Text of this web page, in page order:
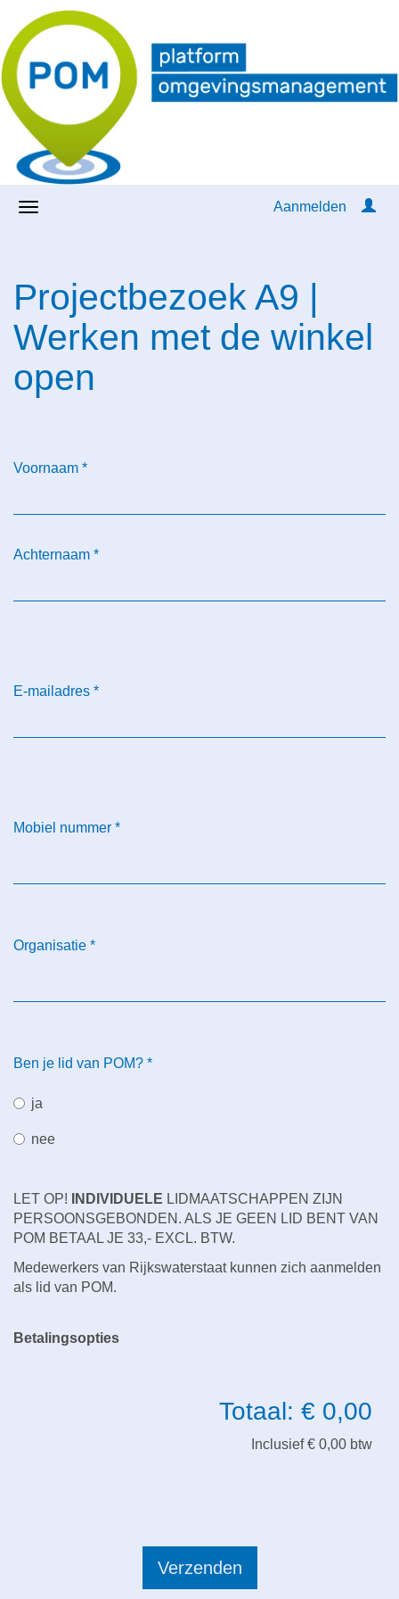
Aanmelden
Projectbezoek A9 |
Werken met de winkel
open
Voornaam *
Achternaam *
E-mailadres *
Mobiel nummer *
Organisatie *
Ben je lid van POM? *
ja
nee
LET OP! INDIVIDUELE LIDMAATSCHAPPEN ZIJN
PERSOONSGEBONDEN. ALS JE GEEN LID BENT VAN
POM BETAAL JE 33,- EXCL. BTW.
Medewerkers van Rijkswaterstaat kunnen zich aanmelden
als lid van POM.
Betalingsopties
Totaal: € 0,00
Inclusief € 0,00 btw
Verzenden